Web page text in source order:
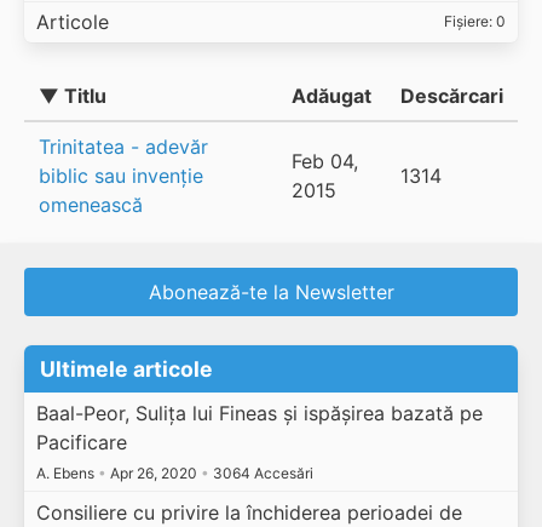
Articole Fișiere: 0
▼ Titlu Adăugat Descărcari
Trinitatea - adevăr
biblic sau invenție
omenească
Feb 04,
2015
1314
Abonează-te la Newsletter
Ultimele articole
Baal-Peor, Sulița lui Fineas și ispășirea bazată pe
Pacificare
A. Ebens • Apr 26, 2020 • 3064 Accesări
Consiliere cu privire la închiderea perioadei de